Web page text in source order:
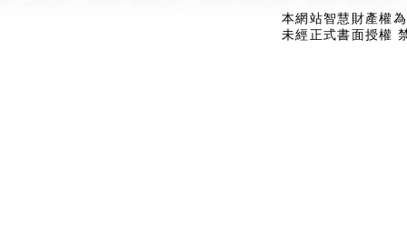
本網站智慧財產權
未經正式書面授權